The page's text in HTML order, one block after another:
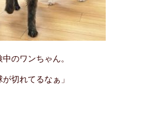
のワンちゃん。
切れてるなぁ」